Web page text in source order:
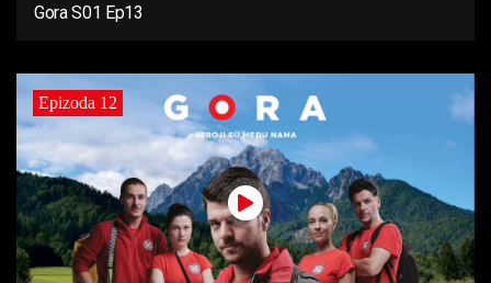
Gora S01 Ep13
Epizoda 12